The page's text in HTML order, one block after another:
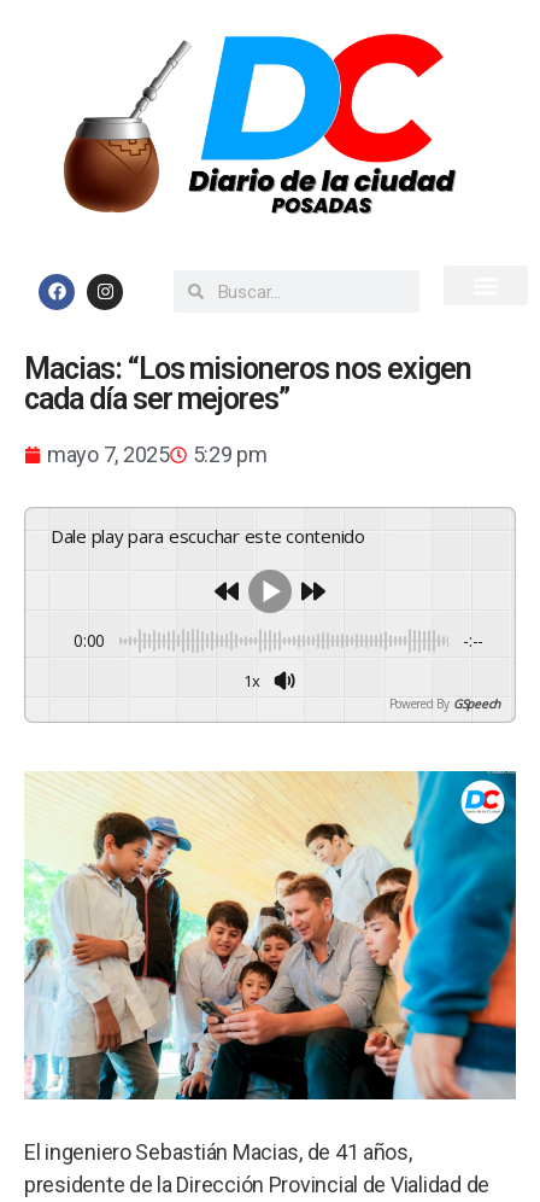
Macias: “Los misioneros nos exigen
cada día ser mejores”
mayo 7, 2025 5:29 pm
Dale play para escuchar este contenido
0:00 -:--
1x
Powered By GSpeech
El ingeniero Sebastián Macias, de 41 años,
presidente de la Dirección Provincial de Vialidad de